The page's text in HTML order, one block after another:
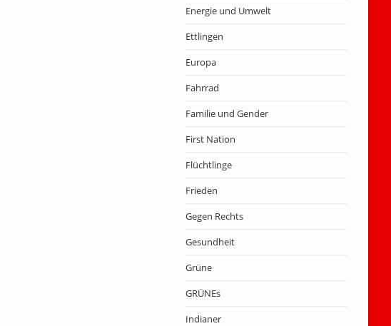
Energie und Umwelt
Ettlingen
Europa
Fahrrad
Familie und Gender
First Nation
Flüchtlinge
Frieden
Gegen Rechts
Gesundheit
Grüne
GRÜNEs
Indianer